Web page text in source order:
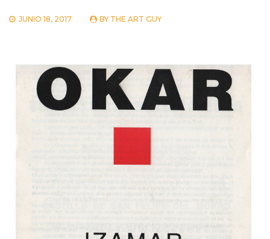
JUNIO 18, 2017 BY THE ART GUY